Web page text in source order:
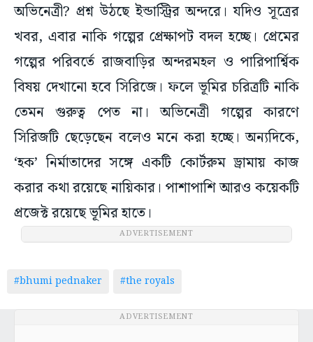
অভিনেত্রী? প্রশ্ন উঠছে ইন্ডাস্ট্রির অন্দরে। যদিও সূত্রের
খবর, এবার নাকি গল্পের প্রেক্ষাপট বদল হচ্ছে। প্রেমের
গল্পের পরিবর্তে রাজবাড়ির অন্দরমহল ও পারিপার্শ্বিক
বিষয় দেখানো হবে সিরিজে। ফলে ভূমির চরিত্রটি নাকি
তেমন গুরুত্ব পেত না। অভিনেত্রী গল্পের কারণে
সিরিজটি ছেড়েছেন বলেও মনে করা হচ্ছে। অন্যদিকে,
‘হক’ নির্মাতাদের সঙ্গে একটি কোর্টরুম ড্রামায় কাজ
করার কথা রয়েছে নায়িকার। পাশাপাশি আরও কয়েকটি
প্রজেক্ট রয়েছে ভূমির হাতে।
ADVERTISEMENT
#bhumi pednaker #the royals
ADVERTISEMENT